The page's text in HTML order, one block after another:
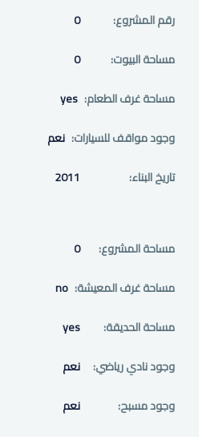
رقم المشروع:
0
مساحة البيوت:
0
مساحة غرف الطعام: yes
وجود مواقف للسيارات: نعم
تاريخ البناء:
2011
مساحة المشروع:
0
مساحة غرف المعيشة: no
مساحة الحديقة:
yes
وجود نادي رياضي:
نعم
وجود مسبح:
نعم